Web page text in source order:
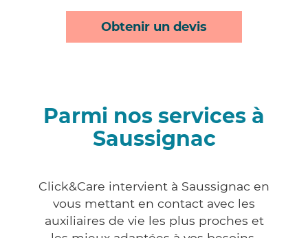
Obtenir un devis
Parmi nos services à
Saussignac
Click&Care intervient à Saussignac en
vous mettant en contact avec les
auxiliaires de vie les plus proches et